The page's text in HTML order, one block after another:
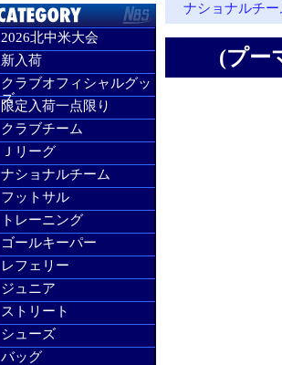
2026北中米大会
新入荷
クラブオフィシャルグッ
ズ
限定入荷一点限り
クラブチーム
Ｊリーグ
ナショナルチーム
フットサル
トレーニング
ゴールキーパー
レフェリー
ジュニア
ストリート
シューズ
バッグ
ナショナルチー
(プー